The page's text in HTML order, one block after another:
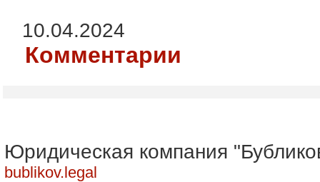
10.04.2024
Комментарии
Юридическая компания
bublikov.legal